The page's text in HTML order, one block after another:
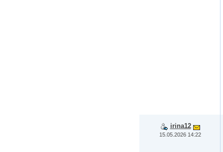
irina12
15.05.2026 14:22